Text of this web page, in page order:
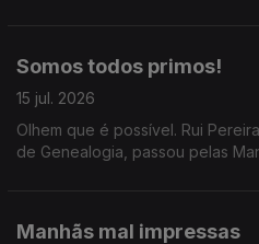
Somos todos primos!
15 jul. 2026
Olhem que é possível. Rui
de Genealogia, passou pelas
Manhãs mal impressas